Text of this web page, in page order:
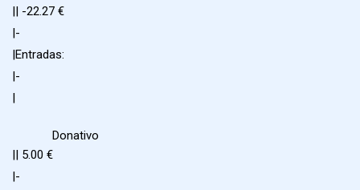
|| -22.27 €
|-
|Entradas:
|-
|
Donativo
|| 5.00 €
|-